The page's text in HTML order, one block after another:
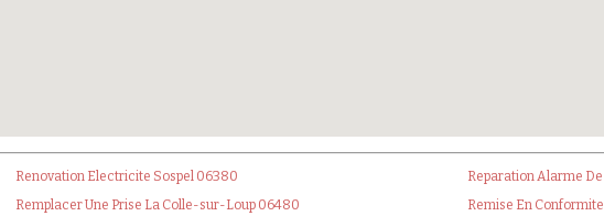
Renovation Electricite Sospel 06380
Remplacer Une Prise La Colle-sur-Loup 06480
Reparation Alarme
Remise En